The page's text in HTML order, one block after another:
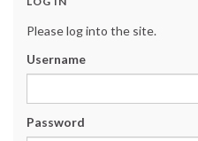
Please log into the site.
Username
Password